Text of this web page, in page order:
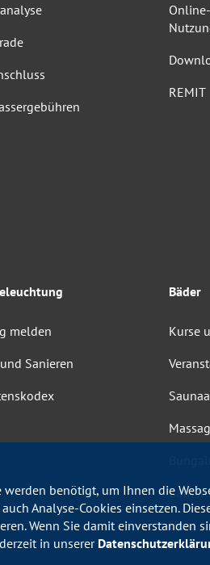
Bäder
Kurse
Haus-,
melden
Sanieren
REMIT
werden benötigt, um Ihnen die
Analyse-Cookies einsetzen.
Wenn Sie damit einverstanden
in unserer